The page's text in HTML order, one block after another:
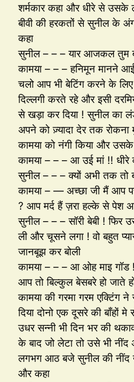
शर्मकार कहा और धीरे से
बीवी की हरकतों से सुनील के
कहा
सुनील – – – यार आजकल तुम
कामया – – – हनिमून मानने आई
चलो आप भी बेटिंग करने के लिए
दिल्लगी करते रहे और इसी
से खड़ा कर दिया ! सुनील का
अपने को ज़्यादा देर तक रोकना
कामया को नंगी किया और
कामया – – – आ उई मां !! धीरे
सुनील – – – क्यों अभी तक तो
कामया – — अच्छा जी मैं आप पर
? आप मर्द हैं ज़रा हल्के से पेश
सुनील – – – सॉरी बेबी ! फिर
ली और चूसने लगा ! वो बहुत
जानबूझ कर बोली
कामया – – – आ ओह माइ गॉड
आप तो बिल्कुल बेसबरे हो जाते
कामया की गरमा गरम एक्टिंग
दिया दोनो एक दूसरे की बाँहों मे
उधर सन्नी भी दिन भर की
के बाद जो लेटा तो उसे भी
लगभग आठ बजे सुनील की नींद
और कहा